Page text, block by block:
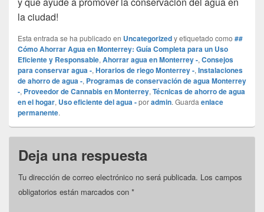
la ciudad!
Esta entrada se ha publicado en Uncategorizedy etiquetado como ##
Cómo Ahorrar Agua en Monterrey: Guía Completa para un Uso
Eficiente y Responsable, Ahorrar agua en Monterrey -, Consejos
para conservar agua -, Horarios de riego Monterrey -, Instalaciones
de ahorro de agua -, Programas de conservación de agua Monterrey
-, Proveedor de Cannabis en Monterrey, Técnicas de ahorro de agua
en el hogar, Uso eficiente del agua -poradmin. Guarda enlace
permanente.
Deja una respuesta
Tu dirección de correo electrónico no será publicada. Los campos
obligatorios están marcados con *